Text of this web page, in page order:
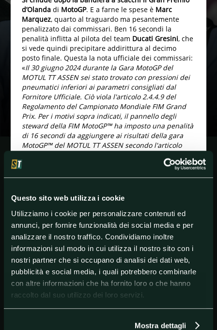
Questo sito web utilizza i cookie
Utilizziamo i cookie per personalizzare contenuti ed
annunci, per fornire funzionalità dei social media e per
analizzare il nostro traffico. Condividiamo inoltre
informazioni sul modo in cui utilizza il nostro sito con i
nostri partner che si occupano di analisi dei dati web,
pubblicità e social media, i quali potrebbero combinarle
con altre informazioni che ha fornito loro o che hanno
raccolto dal suo utilizzo dei loro servizi.
Mostra dettagli
d’Olandadi MotoGP. E a farne le spese è Marc
Marquez, quarto al traguardo ma pesantemente
penalizzato dai commissari. Ben 16 secondi la
penalità inflitta al pilota del team Ducati Gresini, che
si vede quindi precipitare addirittura al decimo
posto finale. Questa la nota ufficiale dei commissari:
«Il 30 giugno 2024 durante la Gara MotoGP del
MOTUL TT ASSEN sei stato trovato con pressioni dei
pneumatici inferiori ai parametri consigliati dal
Fornitore Ufficiale. Ciò viola l'articolo 2.4.4.9 del
Regolamento del Campionato Mondiale FIM Grand
Prix. Per i motivi sopra indicati, il pannello degli
steward della FIM MotoGP™ ha imposto una penalità
di 16 secondi da aggiungere ai risultati della gara
MotoGP™ del MOTUL TT ASSEN secondo l'articolo
Mondiale FIM Grand Prix. e Codice Arbitrale. (ai sensi
rilasciato ai team, la penalità appropriata in questo
caso è di 16 secondi da aggiungere ai risultati della
gara». Quarto posto quindi per Di Giannantonio, poi
Vinales, Binder, Alex Marquez, Fernandez, Morbidelli
e appunto Marc Marquez.
#GranPremiod’Olanda #MotoGP